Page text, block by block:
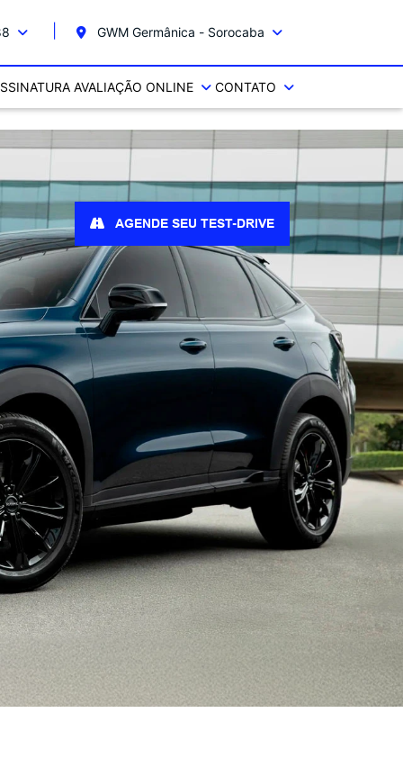
GWM Germânica - Sorocaba
AVALIAÇÃO ONLINE CONTATO
AGENDE SEU TEST-DRIVE